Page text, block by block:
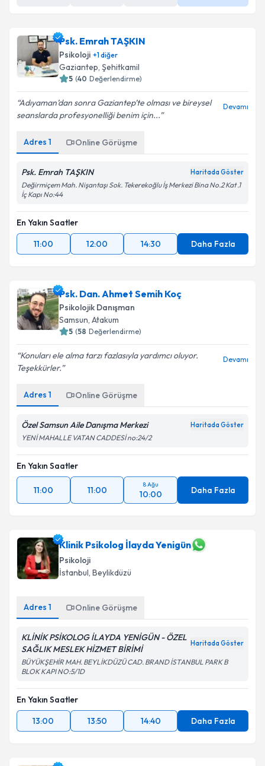
Psk. Emrah TAŞKIN
Psikoloji +1diğer
Gaziantep, Şehitkamil
5 (40 Değerlendirme)
Adıyaman’dan sonra Gaziantep’te olması ve bireysel
seanslarda profesyonelliği benim için...
Devamı
Adres 1 Online Görüşme
Psk. Emrah TAŞKIN Haritada Göster
Değirmiçem Mah. Nişantaşı Sok. Tekerekoğlu İş Merkezi Bina No.2 Kat .1
İç Kapı No:44
En Yakın Saatler
11:00
12:00 14:30 Daha Fazla
Psk. Dan. Ahmet Semih Koç
Psikolojik Danışman
Samsun, Atakum
5 (58 Değerlendirme)
Konuları ele alma tarzı fazlasıyla yardımcı oluyor.
Teşekkürler.
Devamı
Adres 1 Online Görüşme
Özel Samsun Aile Danışma Merkezi Haritada Göster
YENİ MAHALLE VATAN CADDESİ no:24/2
En Yakın Saatler
11:00 11:00
8 Ağu
10:00 Daha Fazla
Klinik Psikolog İlayda Yenigün
Psikoloji
İstanbul, Beylikdüzü
Adres 1 Online Görüşme
KLİNİK PSİKOLOG İLAYDA YENİGÜN - ÖZEL
SAĞLIK MESLEK HİZMET BİRİMİ
Haritada Göster
BÜYÜKŞEHİR MAH. BEYLİKDÜZÜ CAD. BRAND İSTANBUL PARK B
BLOK KAPI NO:5/1D
En Yakın Saatler
13:00
13:50 14:40 Daha Fazla